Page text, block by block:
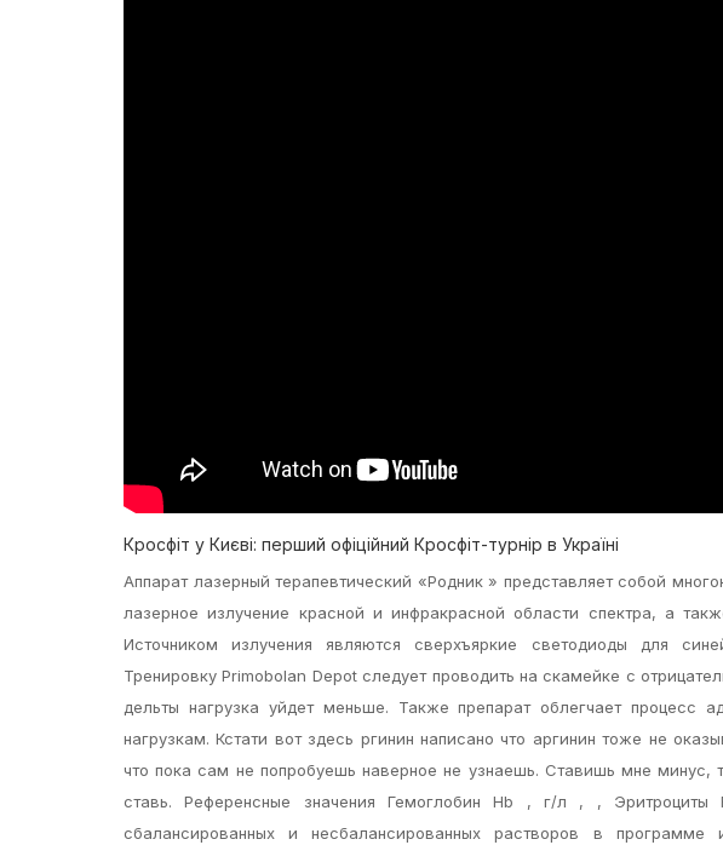
Кросфіт у Києві: перший офіційний Кросфіт-турнір в Україні
Аппарат лазерный терапевтический «Родник » представляет собой
лазерное излучение красной и инфракрасной области спектра, а
Источником излучения являются сверхъяркие светодиоды для
Тренировку Primobolan Depot следует проводить на скамейке с
дельты нагрузка уйдет меньше. Также препарат облегчает процесс
нагрузкам. Кстати вот здесь ргинин написано что аргинин тоже не
что пока сам не попробуешь наверное не узнаешь. Ставишь мне минус,
ставь. Референсные значения Гемоглобин Hb , г/л , ,
сбалансированных и несбалансированных растворов в программе